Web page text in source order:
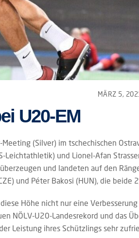
MÄRZ 5,
U20-EM
Meeting (Silver) im tschechischen
Leichtathletik) und Lionel-Afan
und landeten auf den
und Péter Bakosi (HUN), die beide
Höhe nicht nur eine
NÖLV-U20-Landesrekord und das
Leistung ihres Schützlings sehr